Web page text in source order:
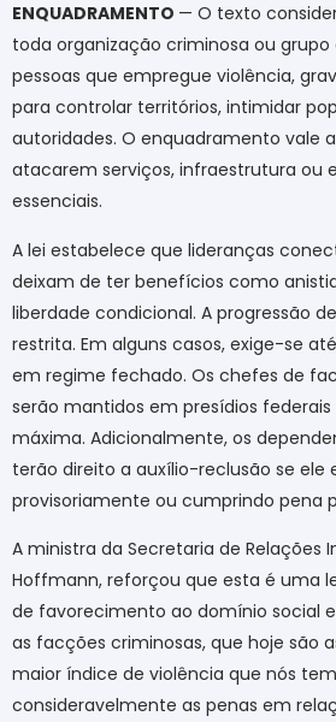
ENQUADRAMENTO — O texto
toda organização criminosa ou grupo
pessoas que empregue violência,
para controlar territórios, intimidar
autoridades. O enquadramento vale
atacarem serviços, infraestrutura ou
essenciais.
A lei estabelece que lideranças
deixam de ter benefícios como
liberdade condicional. A progressão
restrita. Em alguns casos, exige-se
em regime fechado. Os chefes de
serão mantidos em presídios
máxima. Adicionalmente, os
terão direito a auxílio-reclusão se ele
provisoriamente ou cumprindo pena
A ministra da Secretaria de Relações
Hoffmann, reforçou que esta é uma
de favorecimento ao domínio social
as facções criminosas, que hoje são
maior índice de violência que nós
consideravelmente as penas em